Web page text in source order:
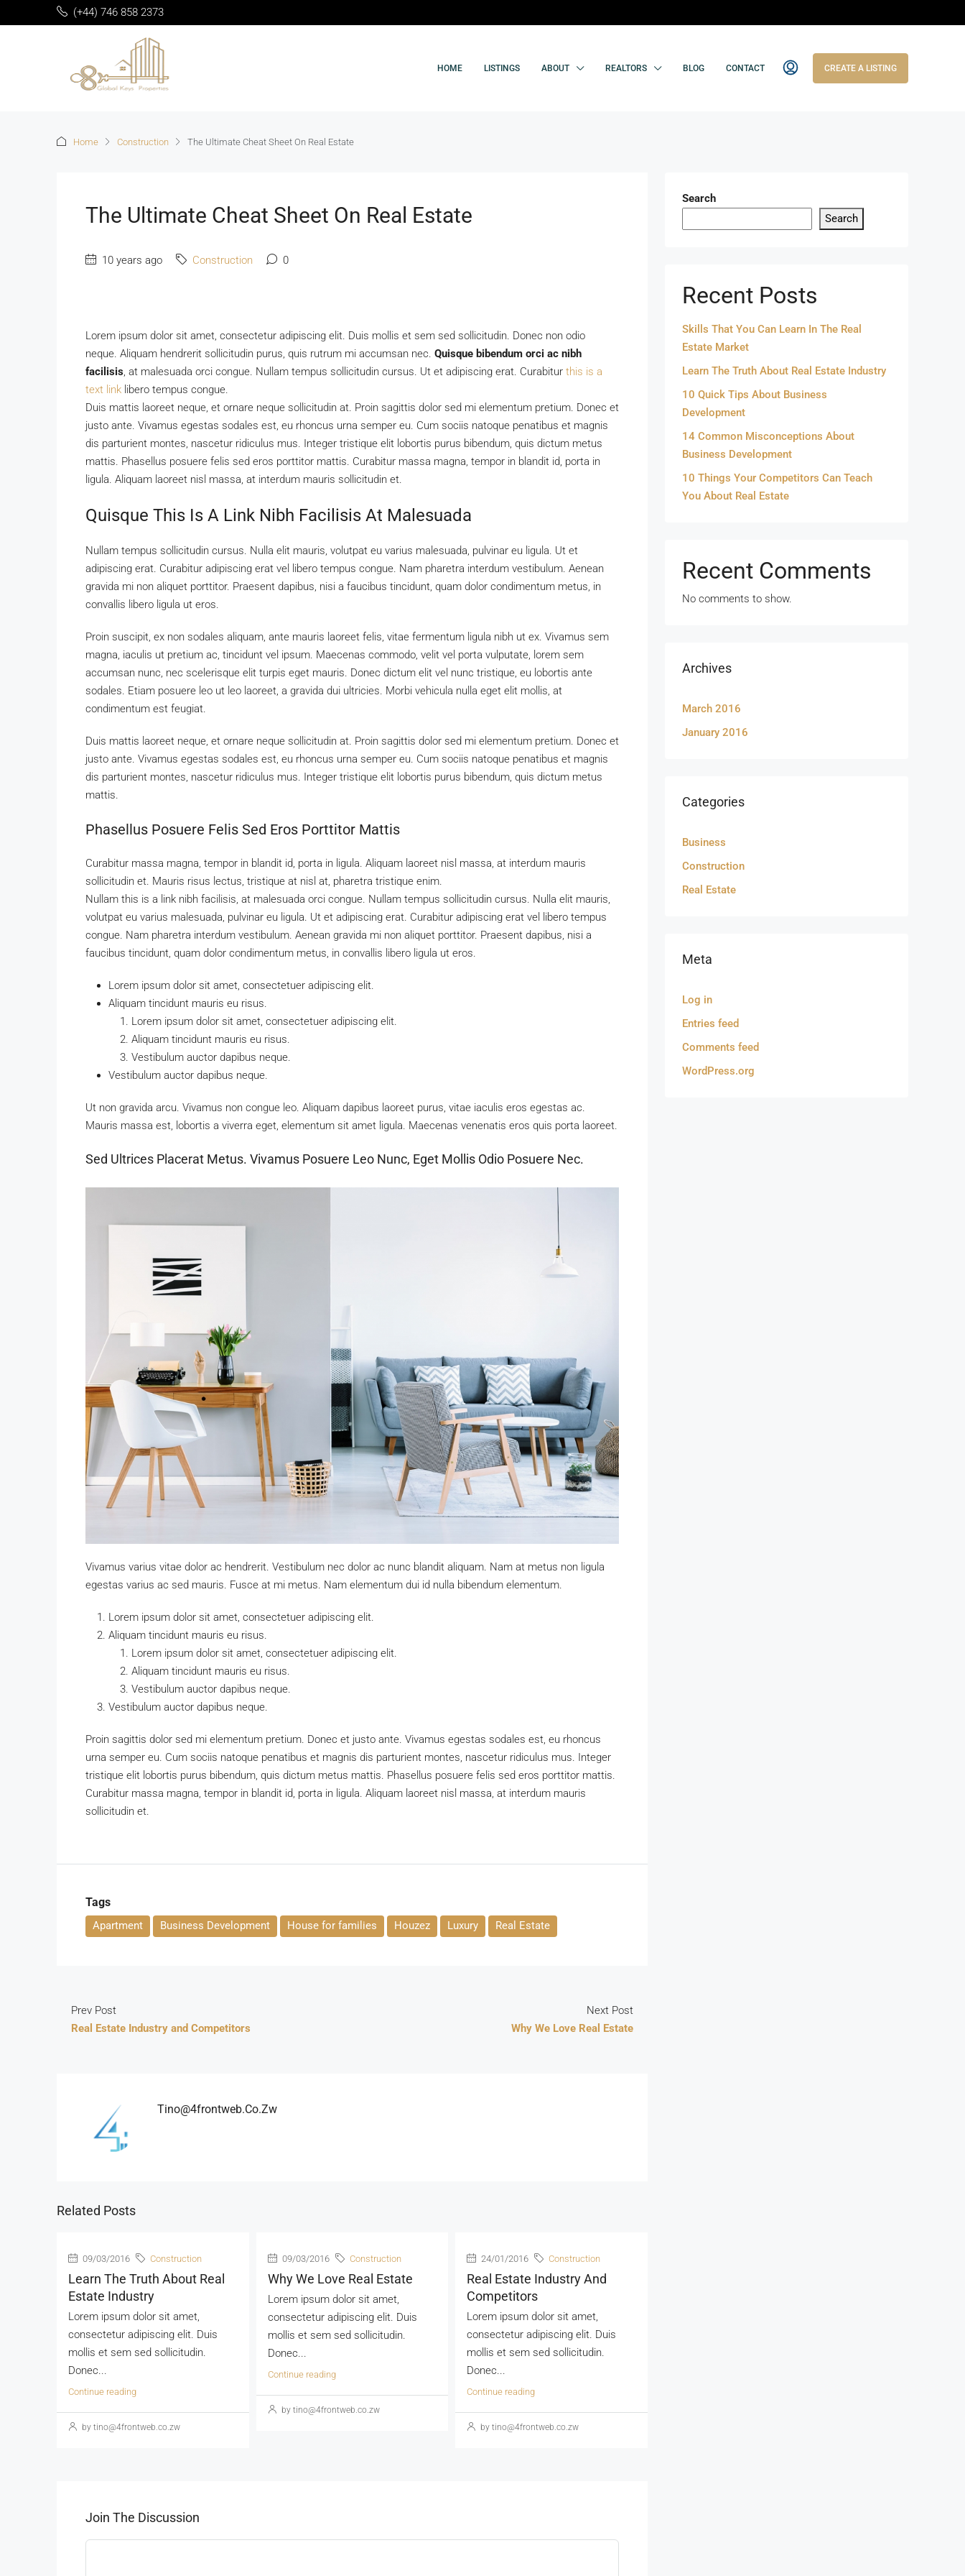
(+44) 746 858 2373
HOME LISTINGS ABOUT REALTORS BLOG CONTACT CREATE A LISTING
Home Construction The Ultimate Cheat Sheet On Real Estate
The Ultimate Cheat Sheet On Real Estate
10 years ago Construction 0
Lorem ipsum dolor sit amet, consectetur adipiscing elit. Duis mollis et sem sed sollicitudin. Donec non odio
neque. Aliquam hendrerit sollicitudin purus, quis rutrum mi accumsan nec. Quisque bibendum orci ac nibh
facilisis, at malesuada orci congue. Nullam tempus sollicitudin cursus. Ut et adipiscing erat. Curabitur this is a
text link libero tempus congue.
Duis mattis laoreet neque, et ornare neque sollicitudin at. Proin sagittis dolor sed mi elementum pretium. Donec et
justo ante. Vivamus egestas sodales est, eu rhoncus urna semper eu. Cum sociis natoque penatibus et magnis
dis parturient montes, nascetur ridiculus mus. Integer tristique elit lobortis purus bibendum, quis dictum metus
mattis. Phasellus posuere felis sed eros porttitor mattis. Curabitur massa magna, tempor in blandit id, porta in
ligula. Aliquam laoreet nisl massa, at interdum mauris sollicitudin et.
Quisque This Is A Link Nibh Facilisis At Malesuada
Nullam tempus sollicitudin cursus. Nulla elit mauris, volutpat eu varius malesuada, pulvinar eu ligula. Ut et
adipiscing erat. Curabitur adipiscing erat vel libero tempus congue. Nam pharetra interdum vestibulum. Aenean
gravida mi non aliquet porttitor. Praesent dapibus, nisi a faucibus tincidunt, quam dolor condimentum metus, in
convallis libero ligula ut eros.
Proin suscipit, ex non sodales aliquam, ante mauris laoreet felis, vitae fermentum ligula nibh ut ex. Vivamus sem
magna, iaculis ut pretium ac, tincidunt vel ipsum. Maecenas commodo, velit vel porta vulputate, lorem sem
accumsan nunc, nec scelerisque elit turpis eget mauris. Donec dictum elit vel nunc tristique, eu lobortis ante
sodales. Etiam posuere leo ut leo laoreet, a gravida dui ultricies. Morbi vehicula nulla eget elit mollis, at
condimentum est feugiat.
Duis mattis laoreet neque, et ornare neque sollicitudin at. Proin sagittis dolor sed mi elementum pretium. Donec et
justo ante. Vivamus egestas sodales est, eu rhoncus urna semper eu. Cum sociis natoque penatibus et magnis
dis parturient montes, nascetur ridiculus mus. Integer tristique elit lobortis purus bibendum, quis dictum metus
mattis.
Phasellus Posuere Felis Sed Eros Porttitor Mattis
Curabitur massa magna, tempor in blandit id, porta in ligula. Aliquam laoreet nisl massa, at interdum mauris
sollicitudin et. Mauris risus lectus, tristique at nisl at, pharetra tristique enim.
Nullam this is a link nibh facilisis, at malesuada orci congue. Nullam tempus sollicitudin cursus. Nulla elit mauris,
volutpat eu varius malesuada, pulvinar eu ligula. Ut et adipiscing erat. Curabitur adipiscing erat vel libero tempus
congue. Nam pharetra interdum vestibulum. Aenean gravida mi non aliquet porttitor. Praesent dapibus, nisi a
faucibus tincidunt, quam dolor condimentum metus, in convallis libero ligula ut eros.
Lorem ipsum dolor sit amet, consectetuer adipiscing elit.
Aliquam tincidunt mauris eu risus.
Lorem ipsum dolor sit amet, consectetuer adipiscing elit.
Aliquam tincidunt mauris eu risus.
Vestibulum auctor dapibus neque.
Vestibulum auctor dapibus neque.
Ut non gravida arcu. Vivamus non congue leo. Aliquam dapibus laoreet purus, vitae iaculis eros egestas ac.
Mauris massa est, lobortis a viverra eget, elementum sit amet ligula. Maecenas venenatis eros quis porta laoreet.
Sed Ultrices Placerat Metus. Vivamus Posuere Leo Nunc, Eget Mollis Odio Posuere Nec.
Vivamus varius vitae dolor ac hendrerit. Vestibulum nec dolor ac nunc blandit aliquam. Nam at metus non ligula
egestas varius ac sed mauris. Fusce at mi metus. Nam elementum dui id nulla bibendum elementum.
Lorem ipsum dolor sit amet, consectetuer adipiscing elit.
Aliquam tincidunt mauris eu risus.
Lorem ipsum dolor sit amet, consectetuer adipiscing elit.
Aliquam tincidunt mauris eu risus.
Vestibulum auctor dapibus neque.
Vestibulum auctor dapibus neque.
Proin sagittis dolor sed mi elementum pretium. Donec et justo ante. Vivamus egestas sodales est, eu rhoncus
urna semper eu. Cum sociis natoque penatibus et magnis dis parturient montes, nascetur ridiculus mus. Integer
tristique elit lobortis purus bibendum, quis dictum metus mattis. Phasellus posuere felis sed eros porttitor mattis.
Curabitur massa magna, tempor in blandit id, porta in ligula. Aliquam laoreet nisl massa, at interdum mauris
sollicitudin et.
Tags
Apartment Business Development House for families Houzez Luxury Real Estate
Prev Post
Real Estate Industry and Competitors
Next Post
Why We Love Real Estate
Tino@4frontweb.co.zw
Related Posts
09/03/2016 Construction
Learn The Truth About Real
Estate Industry
Lorem ipsum dolor sit amet,
consectetur adipiscing elit. Duis
mollis et sem sed sollicitudin.
Donec...
Continue reading
by tino@4frontweb.co.zw
09/03/2016 Construction
Why We Love Real Estate
Lorem ipsum dolor sit amet,
consectetur adipiscing elit. Duis
mollis et sem sed sollicitudin.
Donec...
Continue reading
by tino@4frontweb.co.zw
24/01/2016 Construction
Real Estate Industry And
Competitors
Lorem ipsum dolor sit amet,
consectetur adipiscing elit. Duis
mollis et sem sed sollicitudin.
Donec...
Continue reading
by tino@4frontweb.co.zw
Join The Discussion
Search
Search
Recent Posts
Skills That You Can Learn In The Real
Estate Market
Learn The Truth About Real Estate Industry
10 Quick Tips About Business
Development
14 Common Misconceptions About
Business Development
10 Things Your Competitors Can Teach
You About Real Estate
Recent Comments
No comments to show.
Archives
March 2016
January 2016
Categories
Business
Construction
Real Estate
Meta
Log in
Entries feed
Comments feed
WordPress.org